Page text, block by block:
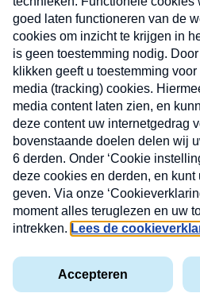
Volg
MAX
Cookieverklaring
Nieuwsbrief
Neem hier een gratis
Consumenten nieuwsbrief.
donderdag in uw mailbox.
e-